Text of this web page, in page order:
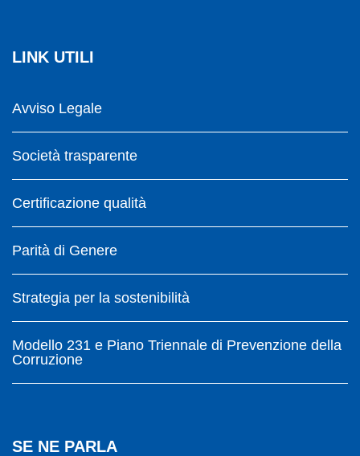
LINK UTILI
Avviso Legale
Società trasparente
Certificazione qualità
Parità di Genere
Strategia per la sostenibilità
Modello 231 e Piano Triennale di Prevenzione della
Corruzione
SE NE PARLA